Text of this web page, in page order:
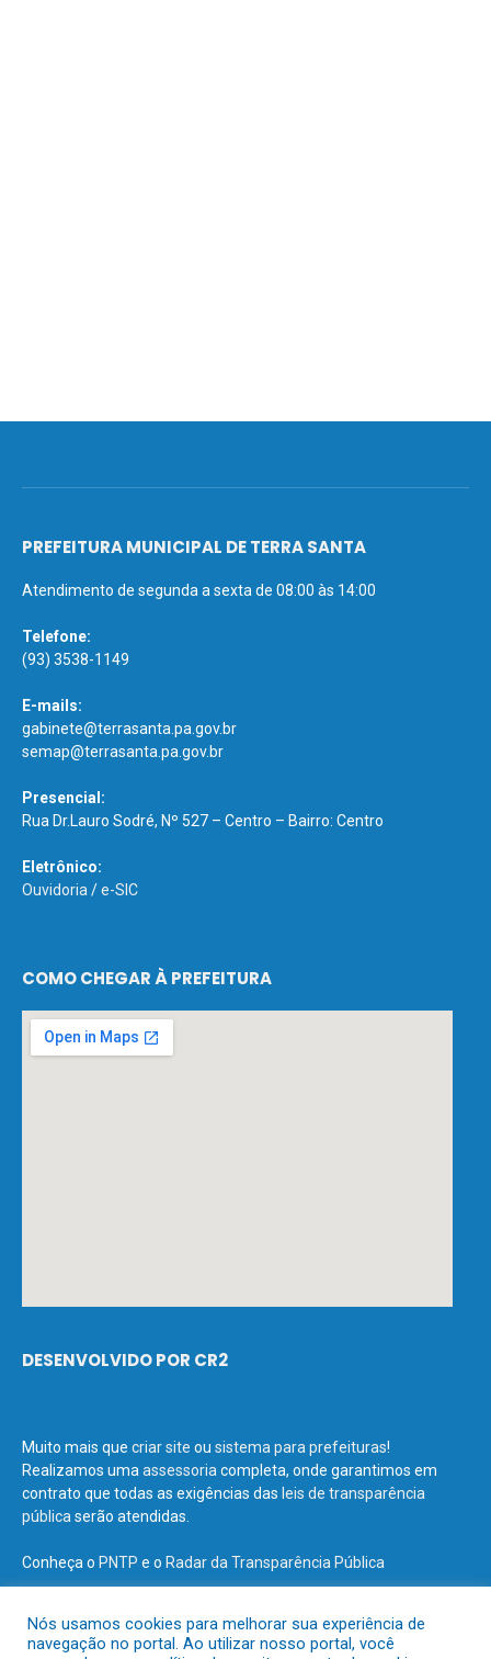
PREFEITURA MUNICIPAL DE TERRA SANTA
Atendimento de segunda a sexta de 08:00 às 14:00
Telefone:
(93) 3538-1149
E-mails:
gabinete@terrasanta.pa.gov.br
semap@terrasanta.pa.gov.br
Presencial:
Rua Dr.Lauro Sodré, Nº 527 – Centro – Bairro: Centro
Eletrônico:
Ouvidoria /e-SIC
COMO CHEGAR À PREFEITURA
DESENVOLVIDO POR CR2
Muito mais que criar site ou sistema para prefeituras!
Realizamos uma assessoria completa, onde garantimos em
contrato que todas as exigências das leis de transparência
pública serão atendidas.
Conheça o PNTP e o Radar da Transparência Pública
Nós usamos cookies para melhorar sua experiência de
navegação no portal. Ao utilizar nosso portal, você